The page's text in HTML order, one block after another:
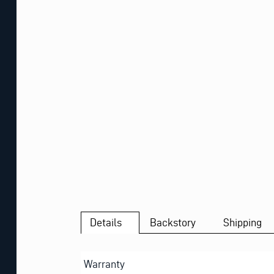
Details Backstory Shipping
Warranty